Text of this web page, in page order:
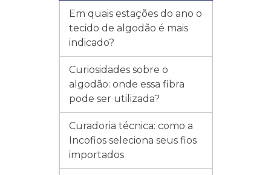
Em quais estações do ano o
tecido de algodão é mais
indicado?
Curiosidades sobre o
algodão: onde essa fibra
pode ser utilizada?
Curadoria técnica: como a
Incofios seleciona seus fios
importados